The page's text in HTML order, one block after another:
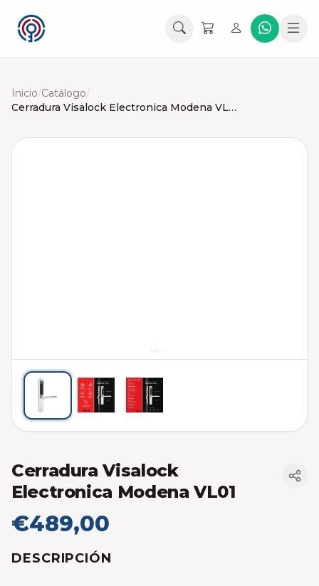
Inicio/Catálogo/
Cerradura Visalock Electronica Modena VL01
Cerradura Visalock
Electronica Modena VL01
€489,00
DESCRIPCIÓN